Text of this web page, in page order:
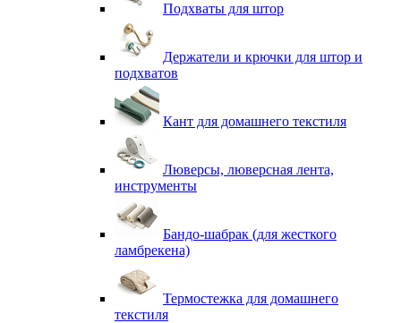
Подхваты для штор
Держатели и крючки для штор и
подхватов
Кант для домашнего текстиля
Люверсы, люверсная лента,
инструменты
Бандо-шабрак (для жесткого
ламбрекена)
Термостежка для домашнего
текстиля